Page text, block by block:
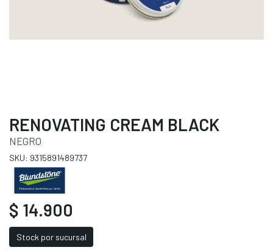
RENOVATING CREAM BLACK
NEGRO
SKU: 9315891489737
$ 14.900
Stock por sucursal